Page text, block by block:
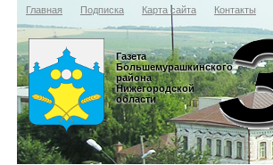
Главная Подписка Карта сайта Контакты
Газета
Большемурашкинского
района
Нижегородской
области